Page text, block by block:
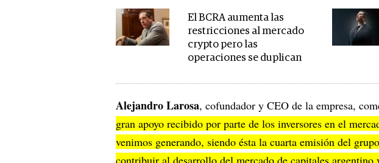
El BCRA aumenta las
restricciones al mercado
crypto pero las
operaciones se duplican
Alejandro Larosa, cofundador y CEO de la empresa,
gran apoyo recibido por parte de los inversores en el
venimos generando, siendo ésta la cuarta emisión del
contribuir al desarrollo del mercado de capitales argentino